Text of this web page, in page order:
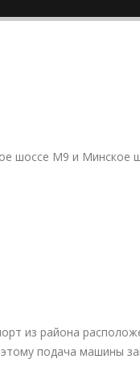
шоссе М9 и Минское
из района
подача машины